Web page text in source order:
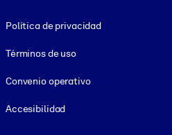
Política de privacidad
Términos de uso
Convenio operativo
Accesibilidad